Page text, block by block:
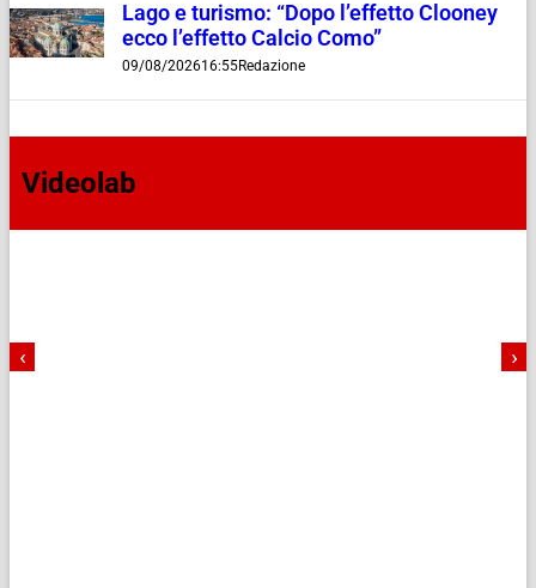
Lago e turismo: “Dopo l’effetto Clooney
ecco l’effetto Calcio Como”
09/08/202616:55Redazione
Videolab
‹ ›